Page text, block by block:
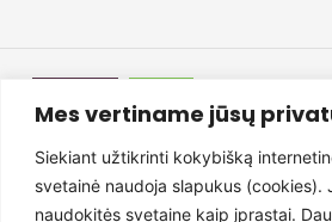
Mes vertiname jūsų
Siekiant užtikrinti kokybišką
svetainė naudoja slapukus (cookies).
naudokitės svetaine kaip įprastai.